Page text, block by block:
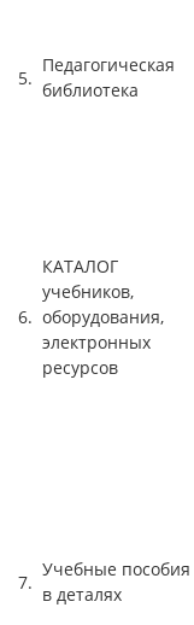
5.
Педагогическая
библиотека
6.
КАТАЛОГ
учебников,
оборудования,
электронных
ресурсов
7.
Учебные пособия
в деталях